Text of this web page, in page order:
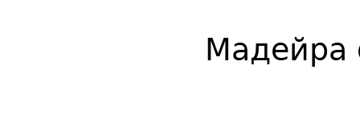
Мадейра